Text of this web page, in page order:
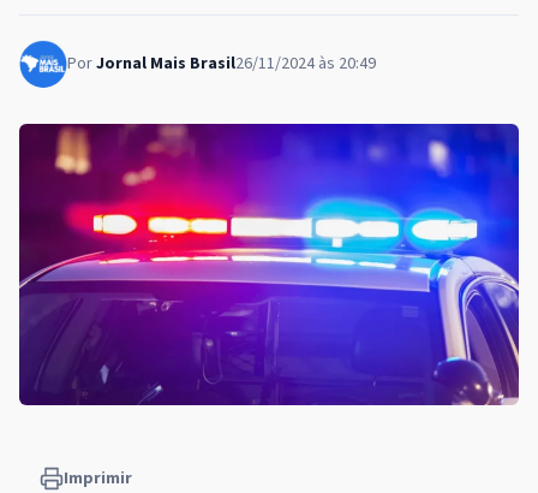
PorJornal Mais Brasil26/11/2024 às 20:49
Imprimir